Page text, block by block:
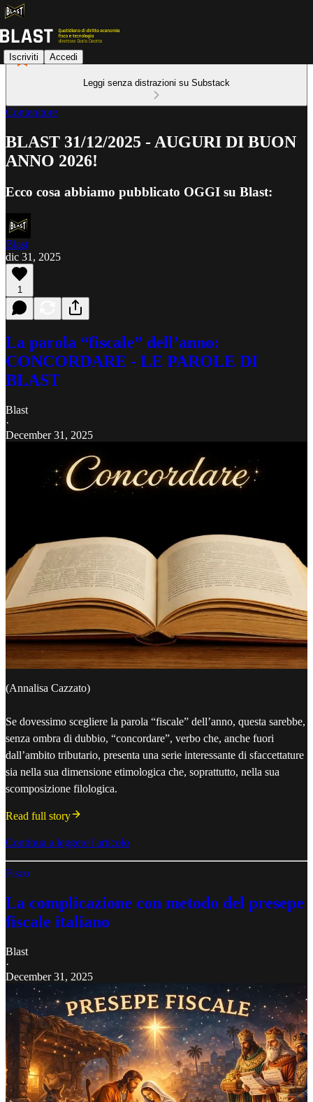
Iscriviti Accedi
Leggi senza distrazioni su Substack
Contenitore
BLAST 31/12/2025 - AUGURI DI BUON
ANNO 2026!
Ecco cosa abbiamo pubblicato OGGI su Blast:
Blast
dic 31, 2025
1
La parola “fiscale” dell’anno:
CONCORDARE - LE PAROLE DI
BLAST
Blast
·
December 31, 2025
(Annalisa Cazzato)
Se dovessimo scegliere la parola “fiscale” dell’anno, questa sarebbe,
senza ombra di dubbio, “concordare”, verbo che, anche fuori
dall’ambito tributario, presenta una serie interessante di sfaccettature
sia nella sua dimensione etimologica che, soprattutto, nella sua
scomposizione filologica.
Read full story
Continua a leggere l'articolo
Fisco
La complicazione con metodo del presepe
fiscale italiano
Blast
·
December 31, 2025